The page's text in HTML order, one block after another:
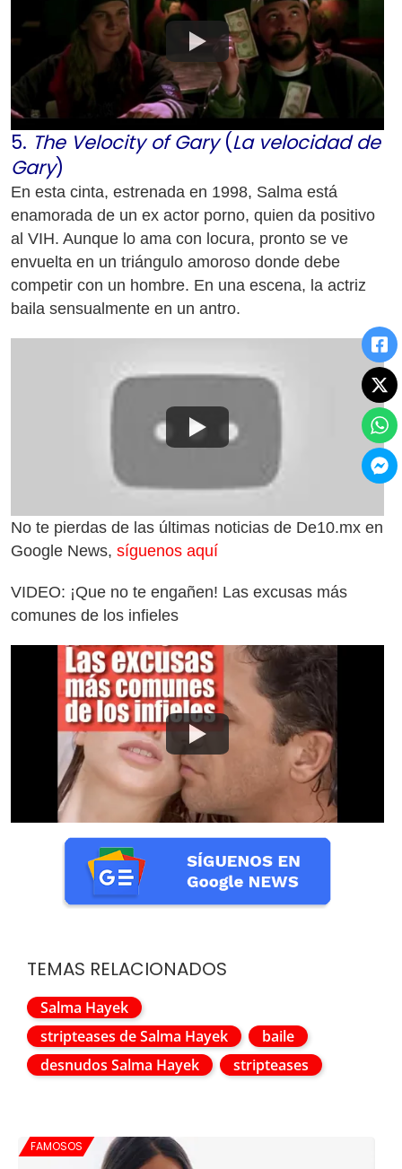
5. The Velocity of Gary(La velocidad de
Gary)
En esta cinta, estrenada en 1998, Salma está
enamorada de un ex actor porno, quien da positivo
al VIH. Aunque lo ama con locura, pronto se ve
envuelta en un triángulo amoroso donde debe
competir con un hombre. En una escena, la actriz
baila sensualmente en un antro.
No te pierdas de las últimas noticias de De10.mx en
Google News, síguenos aquí
VIDEO: ¡Que no te engañen! Las excusas más
comunes de los infieles
TEMAS RELACIONADOS
Salma Hayek
stripteases de Salma Hayek
baile
desnudos Salma Hayek
stripteases
FAMOSOS